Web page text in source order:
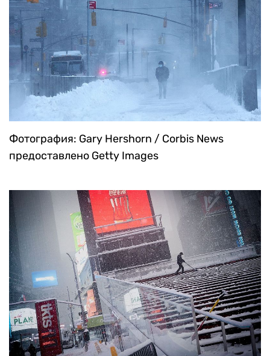
Фотография: Gary Hershorn / Corbis News
предоставлено Getty Images